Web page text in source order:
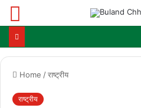
Home /राष्ट्रीय
राष्ट्रीय